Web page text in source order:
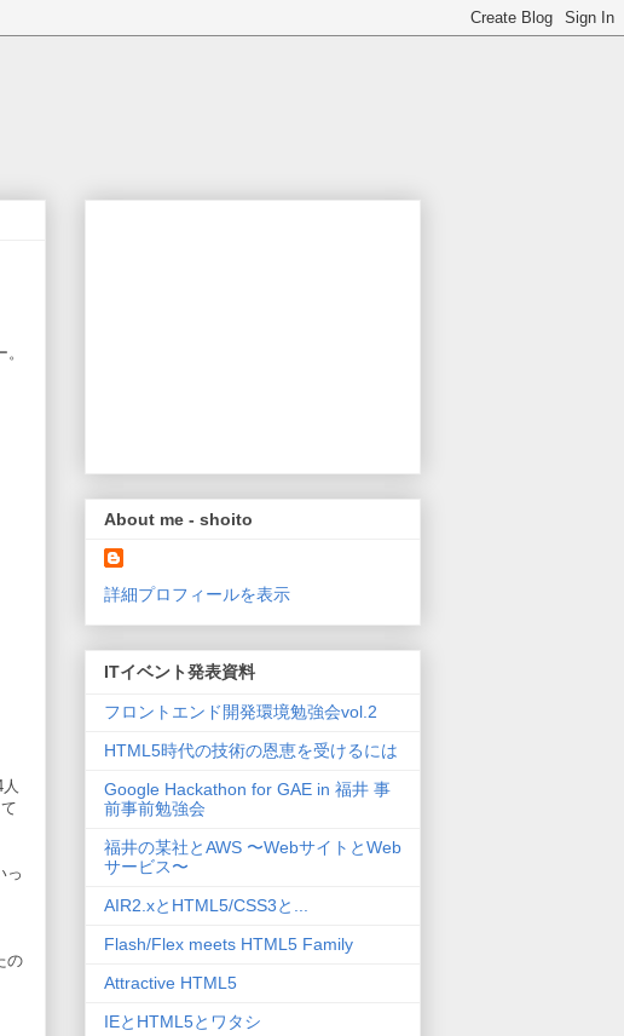
っ
の
About me - shoito
詳細プロフィールを表示
ITイベント発表資料
フロントエンド開発環境勉強会vol.2
HTML5時代の技術の恩恵を受けるには
Google Hackathon for GAE in 福井 事
前事前勉強会
福井の某社とAWS 〜WebサイトとWeb
サービス〜
AIR2.xとHTML5/CSS3と...
Flash/Flex meets HTML5 Family
Attractive HTML5
IEとHTML5とワタシ